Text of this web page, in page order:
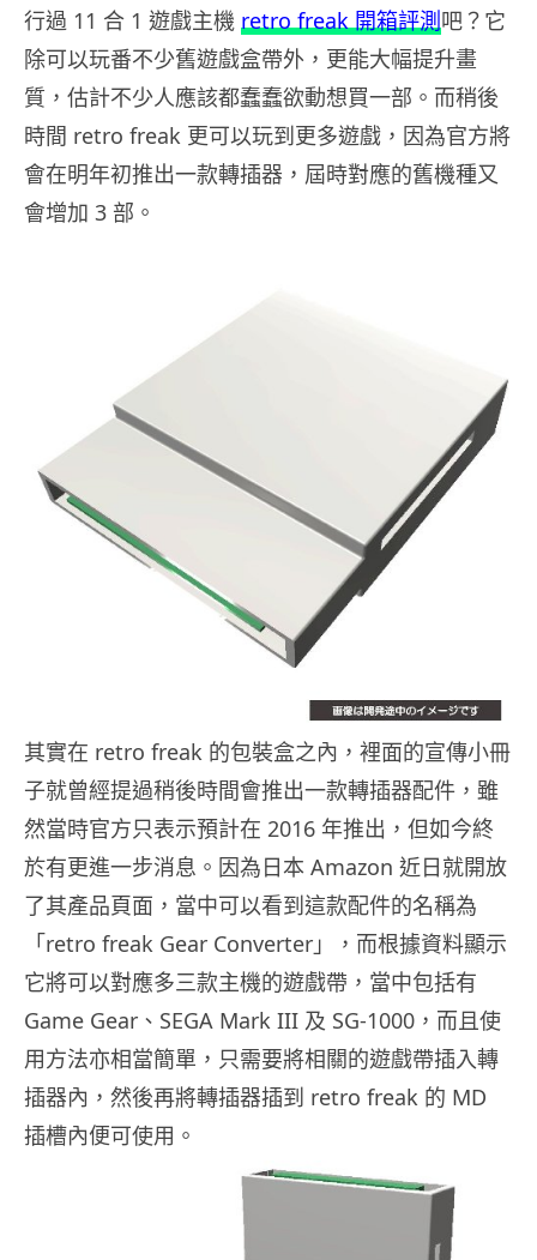
行過 11 合 1 遊戲主機 retro freak 開箱評測吧？它
除可以玩番不少舊遊戲盒帶外，更能大幅提升畫
質，估計不少人應該都蠢蠢欲動想買一部。而稍後
時間 retro freak 更可以玩到更多遊戲，因為官方將
會在明年初推出一款轉插器，屆時對應的舊機種又
會增加 3 部。
其實在 retro freak 的包裝盒之內，裡面的宣傳小冊
子就曾經提過稍後時間會推出一款轉插器配件，雖
然當時官方只表示預計在 2016 年推出，但如今終
於有更進一步消息。因為日本 Amazon 近日就開放
了其產品頁面，當中可以看到這款配件的名稱為
「retro freak Gear Converter」，而根據資料顯示
它將可以對應多三款主機的遊戲帶，當中包括有
Game Gear、SEGA Mark III 及 SG-1000，而且使
用方法亦相當簡單，只需要將相關的遊戲帶插入轉
插器內，然後再將轉插器插到 retro freak 的 MD
插槽內便可使用。